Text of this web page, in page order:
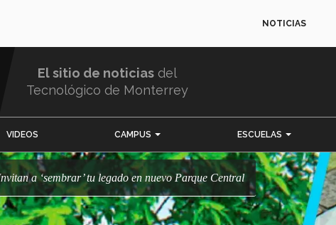
NOTICIAS
El sitio de noticias del
Tecnológico de Monterrey
VIDEOS CAMPUS ESCUELAS
Invitan a ‘sembrar’ tu legado en nuevo Parque Central